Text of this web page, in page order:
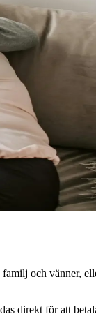
och vänner,
direkt för att